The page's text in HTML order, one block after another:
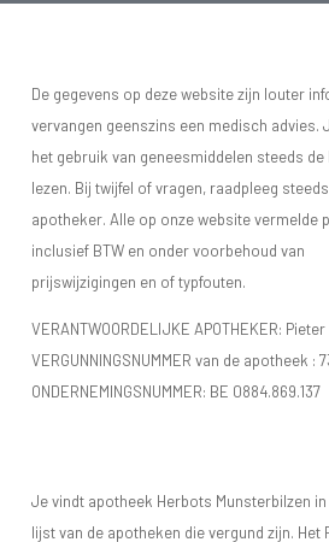
De gegevens op deze website zijn louter
vervangen geenszins een medisch advies.
het gebruik van geneesmiddelen steeds
lezen. Bij twijfel of vragen, raadpleeg
apotheker. Alle op onze website vermelde
inclusief BTW en onder voorbehoud van
prijswijzigingen en of typfouten.
VERANTWOORDELIJKE APOTHEKER:
VERGUNNINGSNUMMER van de apotheek :
ONDERNEMINGSNUMMER: BE 0884.869.137
Je vindt apotheek Herbots Munsterbilzen in
lijst van de apotheken die vergund zijn. Het